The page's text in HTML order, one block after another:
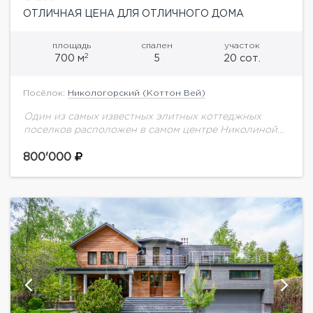
ОТЛИЧНАЯ ЦЕНА ДЛЯ ОТЛИЧНОГО ДОМА
площадь
700 м2
спален
5
участок
20 сот.
Посёлок: Никологорский (Коттон Вей)
Один из самых известных элитных коттеджных
поселков расположен в самом центре Николиной
бассейном, джакузи, тренажерным залом, кафе и
800'000